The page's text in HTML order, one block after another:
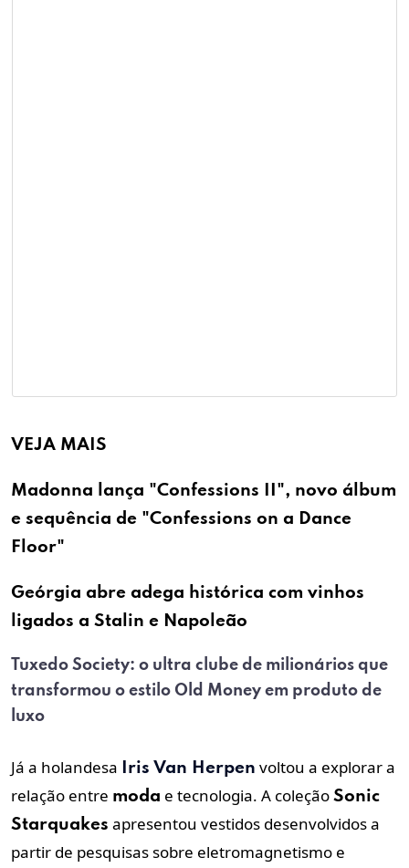
VEJA MAIS
Madonna lança "Confessions II", novo álbum
e sequência de "Confessions on a Dance
Floor"
Geórgia abre adega histórica com vinhos
ligados a Stalin e Napoleão
Tuxedo Society: o ultra clube de milionários que
transformou o estilo Old Money em produto de
luxo
Já a holandesa Iris Van Herpen voltou a explorar a
relação entre moda e tecnologia. A coleção Sonic
Starquakes apresentou vestidos desenvolvidos a
partir de pesquisas sobre eletromagnetismo e